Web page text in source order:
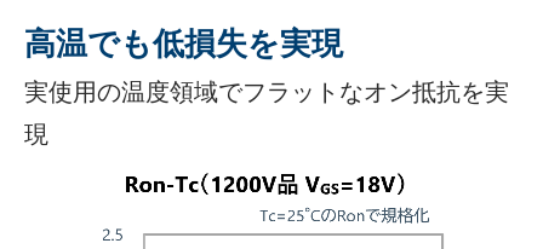
高温でも低損失を実現
実使用の温度領域でフラットなオン抵抗を実
現